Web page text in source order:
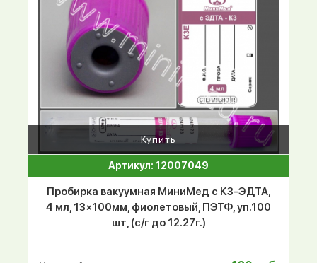
Купить
Артикул: 12007049
Пробирка вакуумная МиниМед с К3-ЭДТА,
4 мл, 13×100мм, фиолетовый, ПЭТФ, уп.100
шт, (с/г до 12.27г.)